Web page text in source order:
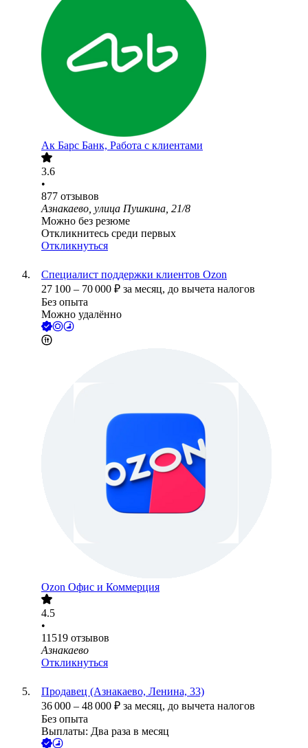
Ак Барс Банк, Работа с клиентами
3.6
•
877 отзывов
Азнакаево, улица Пушкина, 21/8
Можно без резюме
Откликнитесь среди первых
Откликнуться
Специалист поддержки клиентов Ozon
27 100 – 70 000 ₽ за месяц, до вычета налогов
Без опыта
Можно удалённо
Ozon Офис и Коммерция
4.5
•
11519 отзывов
Азнакаево
Откликнуться
Продавец (Азнакаево, Ленина, 33)
36 000 – 48 000 ₽ за месяц, до вычета налогов
Без опыта
Выплаты: Два раза в месяц